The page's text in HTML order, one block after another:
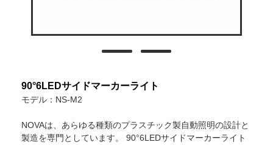
90°6LEDサイドマーカーライト
モデル：NS-M2
NOVAは、あらゆる種類のプラスチック製自動照明の設計と
製造を専門としています。 90°6LEDサイドマーカーライト